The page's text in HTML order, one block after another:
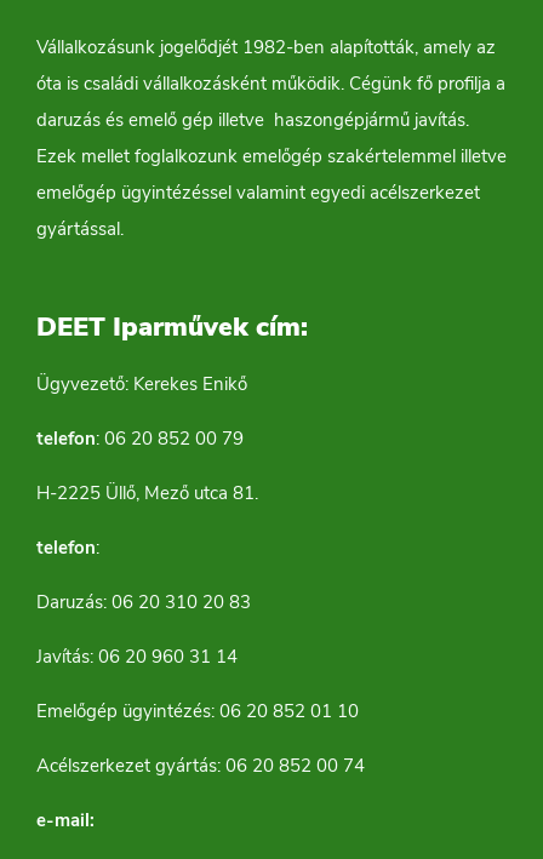
Vállalkozásunk jogelődjét 1982-ben alapították, amely az
óta is családi vállalkozásként működik. Cégünk fő profilja a
daruzás és emelő gép illetve haszongépjármű javítás.
Ezek mellet foglalkozunk emelőgép szakértelemmel illetve
emelőgép ügyintézéssel valamint egyedi acélszerkezet
gyártással.
DEET Iparművek cím:
Ügyvezető: Kerekes Enikő
telefon: 06 20 852 00 79
H-2225 Üllő, Mező utca 81.
telefon:
Daruzás: 06 20 310 20 83
Javítás: 06 20 960 31 14
Emelőgép ügyintézés: 06 20 852 01 10
Acélszerkezet gyártás: 06 20 852 00 74
e-mail: